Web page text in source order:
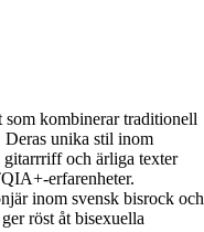
som kombinerar traditionell
Deras unika stil inom
och ärliga texter
erfarenheter.
inom svensk bisrock och
röst åt bisexuella